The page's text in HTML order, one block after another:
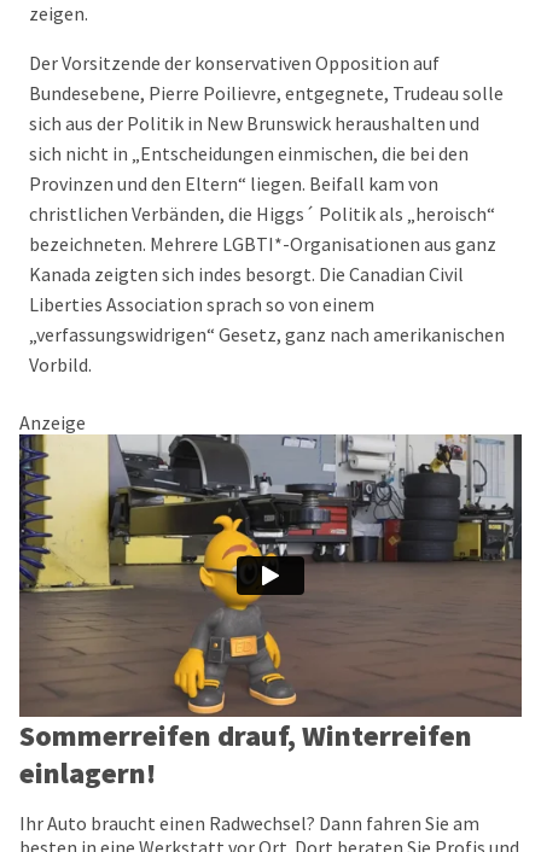
zeigen.
Der Vorsitzende der konservativen Opposition auf
Bundesebene, Pierre Poilievre, entgegnete, Trudeau solle
sich aus der Politik in New Brunswick heraushalten und
sich nicht in „Entscheidungen einmischen, die bei den
Provinzen und den Eltern“ liegen. Beifall kam von
christlichen Verbänden, die Higgs´ Politik als „heroisch“
bezeichneten. Mehrere LGBTI*-Organisationen aus ganz
Kanada zeigten sich indes besorgt. Die Canadian Civil
Liberties Association sprach so von einem
„verfassungswidrigen“ Gesetz, ganz nach amerikanischen
Vorbild.
Anzeige
Sommerreifen drauf, Winterreifen
einlagern!
Ihr Auto braucht einen Radwechsel? Dann fahren Sie am
besten in eine Werkstatt vor Ort. Dort beraten Sie Profis und